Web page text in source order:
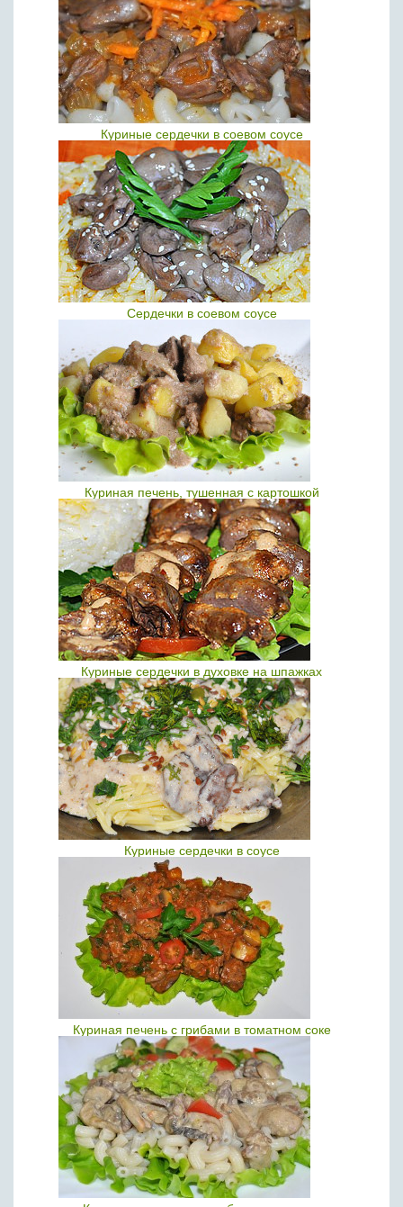
Куриные сердечки в соевом соусе
Сердечки в соевом соусе
Куриная печень, тушенная с картошкой
Куриные сердечки в духовке на шпажках
Куриные сердечки в соусе
Куриная печень с грибами в томатном соке